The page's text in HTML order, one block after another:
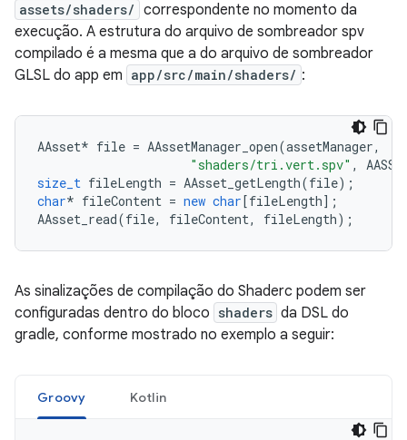
assets/shaders/ correspondente no momento da
execução. A estrutura do arquivo de sombreador spv
compilado é a mesma que a do arquivo de sombreador
GLSL do app em app/src/main/shaders/ :
AAsset* file = AAssetManager_open(assetManager,
"shaders/tri.vert.spv" ,
size_t fileLength = AAsset_getLength(file);
char* fileContent = new char[fileLength];
AAsset_read(file, fileContent, fileLength);
As sinalizações de compilação do Shaderc podem ser
configuradas dentro do bloco shaders da DSL do
gradle, conforme mostrado no exemplo a seguir:
Groovy Kotlin